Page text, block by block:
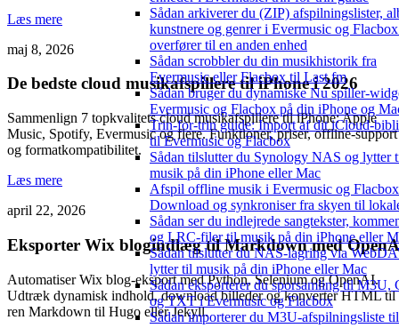
Sådan arkiverer du (ZIP) afspilningslister,
kunstnere og genrer i Evermusic og
overfører til en anden enhed
Sådan scrobbler du din musikhistorik fra
Evermusic eller Flacbox til Last.fm
Sådan bruger du dynamiske Nu spiller-
Evermusic og Flacbox på din iPhone og
Trin-for-trin guide: Import af dit iCloud-
til Evermusic og Flacbox
Sådan tilslutter du Synology NAS og lytter
musik på din iPhone eller Mac
Afspil offline musik i Evermusic og
Download og synkroniser fra skyen til
Sådan ser du indlejrede sangtekster,
og LRC-filer til musik på din iPhone eller
Sådan tilslutter du NAS-lagring via
lytter til musik på din iPhone eller Mac
Sådan eksporterer du sporsamling til M3U,
og TXT i Evermusic og Flacbox
Sådan importerer du M3U-afspilningsliste til
Læs mere
maj 8, 2026
De bedste cloud musikafspillere til iPhone i 2026
Sammenlign 7 topkvalitets cloud musikafspillere til iPhone: Apple
Music, Spotify, Evermusic og flere. Funktioner, priser, offline-support
og formatkompatibilitet.
Læs mere
april 22, 2026
Eksporter Wix blogindlæg til Markdown med
Automatiser Wix blog-eksport med Python, Selenium og OpenAI.
Udtræk dynamisk indhold, download billeder og konverter HTML til
ren Markdown til Hugo eller Jekyll.